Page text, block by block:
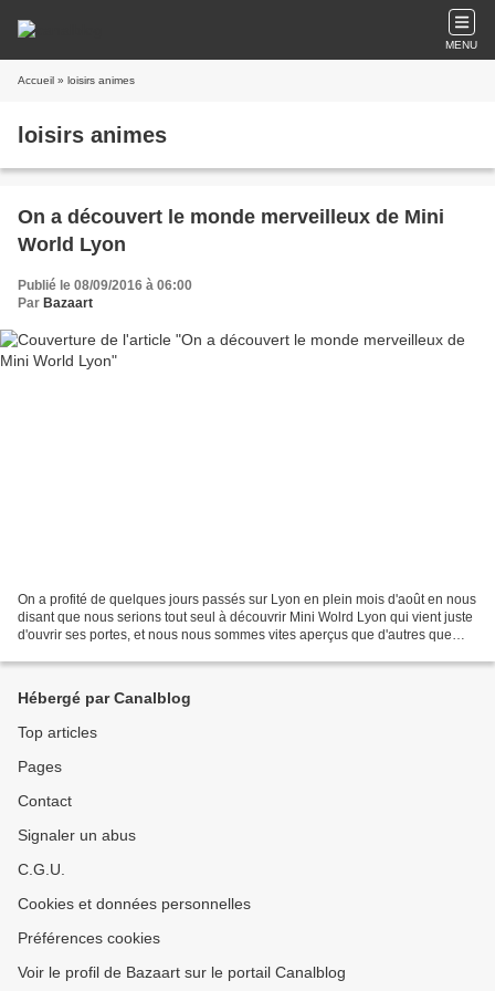
MENU
Accueil » loisirs animes
loisirs animes
On a découvert le monde merveilleux de Mini
World Lyon
Publié le 08/09/2016 à 06:00
Par Bazaart
On a profité de quelques jours passés sur Lyon en plein mois d'août en nous
disant que nous serions tout seul à découvrir Mini Wolrd Lyon qui vient juste
d'ouvrir ses portes, et nous nous sommes vites aperçus que d'autres que
Hébergé par Canalblog
Top articles
Pages
Contact
Signaler un abus
C.G.U.
Cookies et données personnelles
Préférences cookies
Voir le profil de Bazaart sur le portail Canalblog